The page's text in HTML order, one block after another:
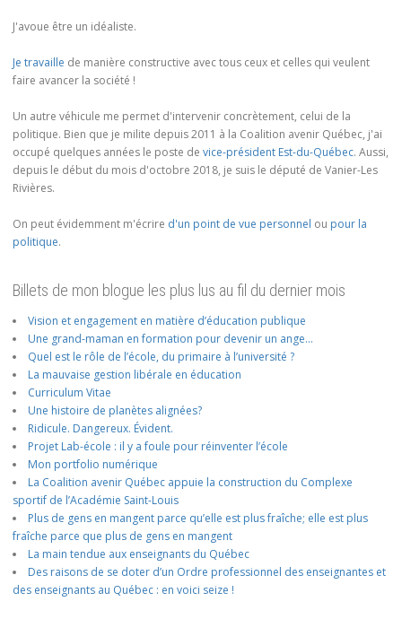
J'avoue être un idéaliste.
Je travaille de manière constructive avec tous ceux et celles qui veulent
faire avancer la société !
Un autre véhicule me permet d'intervenir concrètement, celui de la
politique. Bien que je milite depuis 2011 à la Coalition avenir Québec, j'ai
occupé quelques années le poste de vice-président Est-du-Québec. Aussi,
depuis le début du mois d'octobre 2018, je suis le député de Vanier-Les
Rivières.
On peut évidemment m'écrire d'un point de vue personnel ou pour la
politique.
Billets de mon blogue les plus lus au fil du dernier mois
Vision et engagement en matière d’éducation publique
Une grand-maman en formation pour devenir un ange…
Quel est le rôle de l’école, du primaire à l’université ?
La mauvaise gestion libérale en éducation
Curriculum Vitae
Une histoire de planètes alignées?
Ridicule. Dangereux. Évident.
Projet Lab-école : il y a foule pour réinventer l’école
Mon portfolio numérique
La Coalition avenir Québec appuie la construction du Complexe
sportif de l’Académie Saint-Louis
Plus de gens en mangent parce qu’elle est plus fraîche; elle est plus
fraîche parce que plus de gens en mangent
La main tendue aux enseignants du Québec
Des raisons de se doter d’un Ordre professionnel des enseignantes et
des enseignants au Québec : en voici seize !